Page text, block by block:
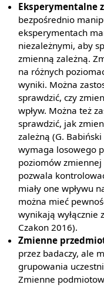
Eksperymentalne
bezpośrednio
eksperymentach
niezależnymi, aby
zmienną zależną.
na różnych
wyniki. Można
sprawdzić, czy
wpływ. Można też
sprawdzić, jak
zależną (G.
wymaga losowego
poziomów zmiennej
pozwala
miały one wpływu
można mieć
wynikają wyłącznie
Czakon 2016).
Zmienne
przez badaczy, ale
grupowania
Zmienne